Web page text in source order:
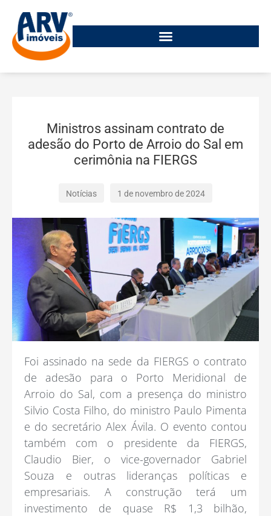
Ministros assinam contrato de
adesão do Porto de Arroio do Sal em
cerimônia na FIERGS
Notícias 1 de novembro de 2024
Foi assinado na sede da FIERGS o contrato
de adesão para o Porto Meridional de
Arroio do Sal, com a presença do ministro
Silvio Costa Filho, do ministro Paulo Pimenta
e do secretário Alex Ávila. O evento contou
também com o presidente da FIERGS,
Claudio Bier, o vice-governador Gabriel
Souza e outras lideranças políticas e
empresariais. A construção terá um
investimento de quase R$ 1,3 bilhão,